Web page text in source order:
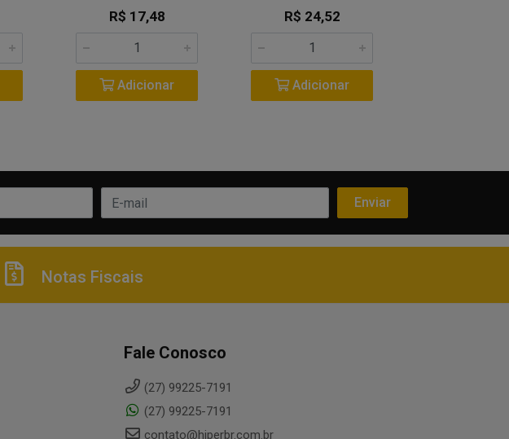
R$ 17,48
Adicionar
R$ 24,52
Adicionar
Notas Fiscais
Fale Conosco
(27) 99225-7191
(27) 99225-7191
contato@hiperbr.com.br